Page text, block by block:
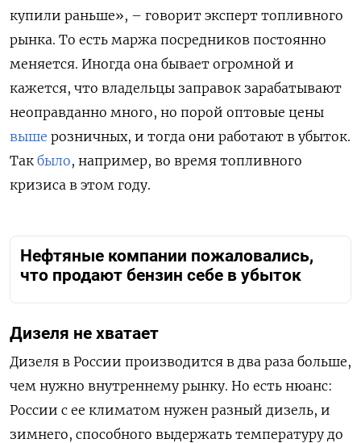
купили раньше», – говорит эксперт топливного
рынка. То есть маржа посредников постоянно
меняется. Иногда она бывает огромной и
кажется, что владельцы заправок зарабатывают
неоправданно много, но порой оптовые цены
выше розничных, и тогда они работают в убыток.
Так было, например, во время топливного
кризиса в этом году.
Нефтяные компании пожаловались,
что продают бензин себе в убыток
Дизеля не хватает
Дизеля в России производится в два раза больше,
чем нужно внутреннему рынку. Но есть нюанс:
России с ее климатом нужен разный дизель, и
зимнего, способного выдержать температуру до